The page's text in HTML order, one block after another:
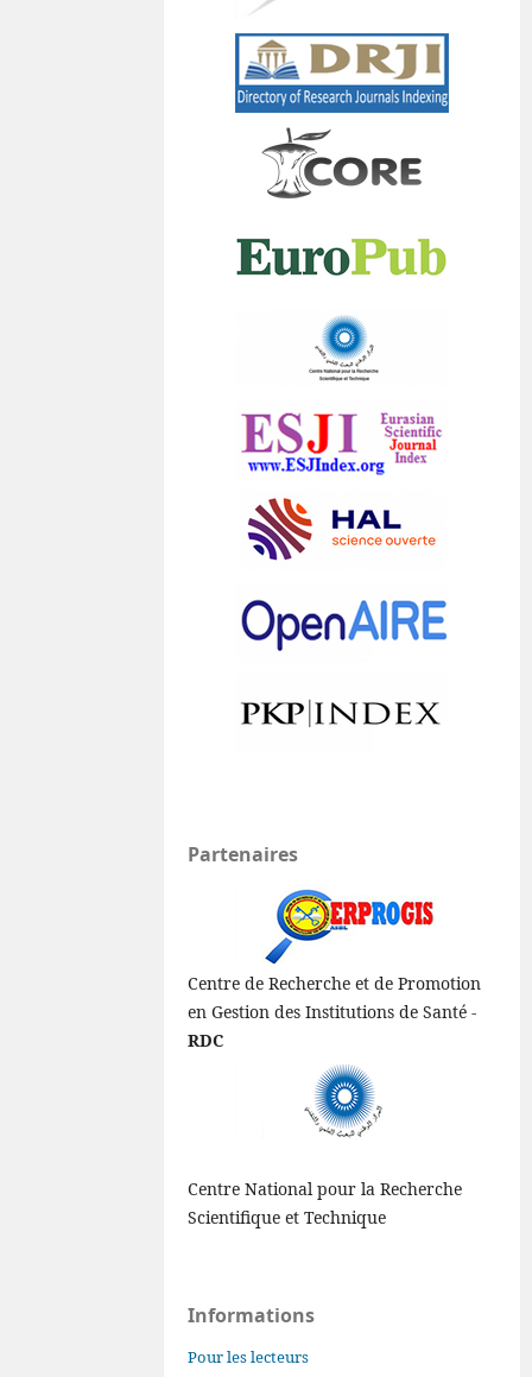
Partenaires
Centre de Recherche et de Promotion
en Gestion des Institutions de Santé -
RDC
Centre National pour la Recherche
Scientifique et Technique
Informations
Pour les lecteurs